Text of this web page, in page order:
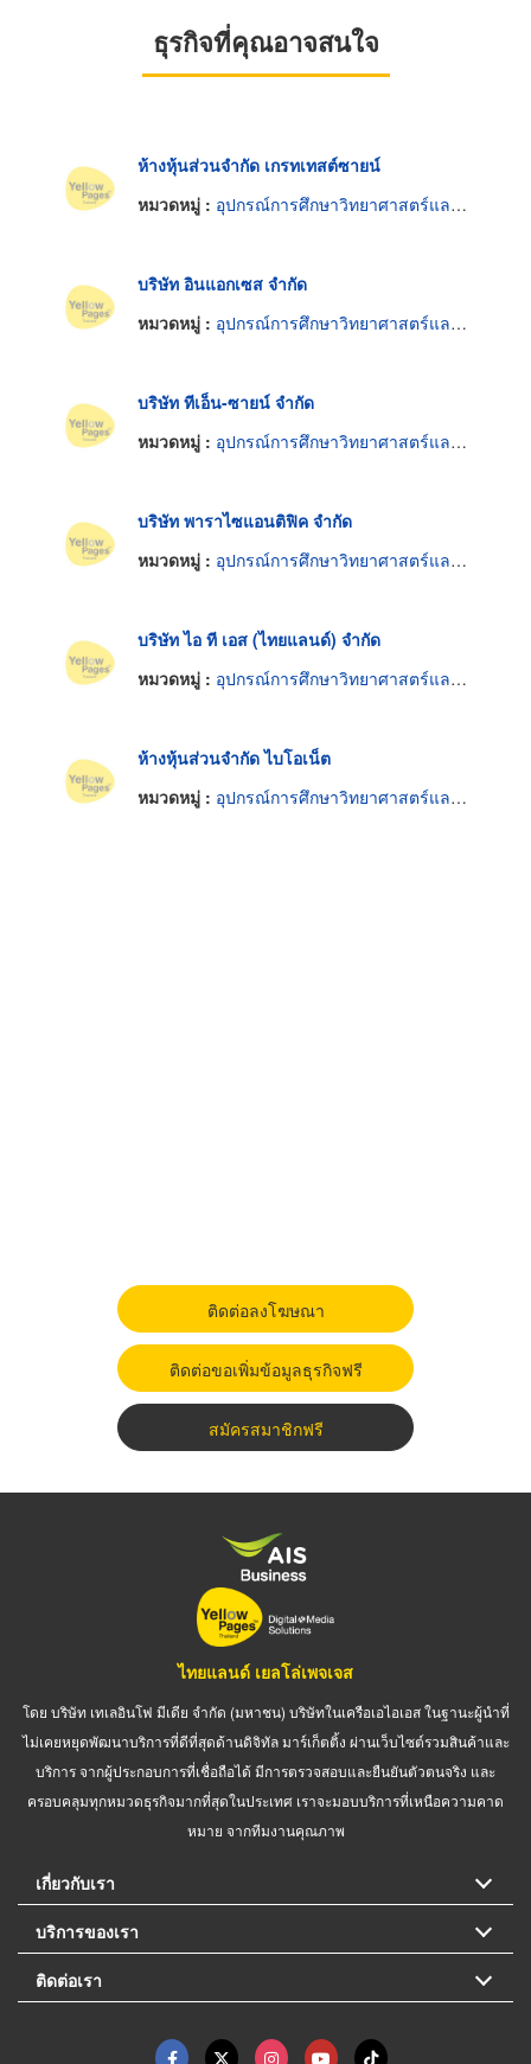
ธุรกิจที่คุณอาจสนใจ
ห้างหุ้นส่วนจำกัด เกรทเทสต์ซายน์
หมวดหมู่ : อุปกรณ์การศึกษาวิทยาศาสตร์และห้องทดลอง
บริษัท อินแอกเซส จำกัด
หมวดหมู่ : อุปกรณ์การศึกษาวิทยาศาสตร์และห้องทดลอง
บริษัท ทีเอ็น-ซายน์ จำกัด
หมวดหมู่ : อุปกรณ์การศึกษาวิทยาศาสตร์และห้องทดลอง
บริษัท พาราไซแอนติฟิค จำกัด
หมวดหมู่ : อุปกรณ์การศึกษาวิทยาศาสตร์และห้องทดลอง
บริษัท ไอ ที เอส (ไทยแลนด์) จำกัด
หมวดหมู่ : อุปกรณ์การศึกษาวิทยาศาสตร์และห้องทดลอง
ห้างหุ้นส่วนจำกัด ไบโอเน็ต
หมวดหมู่ : อุปกรณ์การศึกษาวิทยาศาสตร์และห้องทดลอง
ติดต่อลงโฆษณา
ติดต่อขอเพิ่มข้อมูลธุรกิจฟรี
สมัครสมาชิกฟรี
ไทยแลนด์ เยลโล่เพจเจส
โดย บริษัท เทเลอินโฟ มีเดีย จำกัด (มหาชน) บริษัทในเครือเอไอเอส ในฐานะผู้นำที่
ไม่เคยหยุดพัฒนาบริการที่ดีที่สุดด้านดิจิทัล มาร์เก็ตติ้ง ผ่านเว็บไซต์รวมสินค้าและ
บริการ จากผู้ประกอบการที่เชื่อถือได้ มีการตรวจสอบและยืนยันตัวตนจริง และ
ครอบคลุมทุกหมวดธุรกิจมากที่สุดในประเทศ เราจะมอบบริการที่เหนือความคาด
หมาย จากทีมงานคุณภาพ
เกี่ยวกับเรา
บริการของเรา
ติดต่อเรา